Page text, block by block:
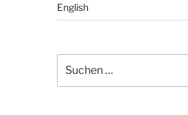
English
nach: